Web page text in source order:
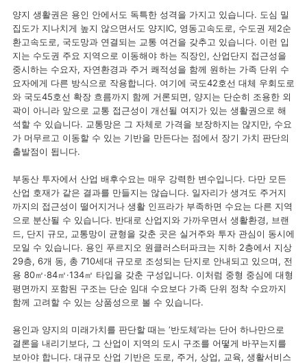
양지 생활권은 용인 안에서도 독특한 성격을 가지고 있습니다. 도심 밀
집도가 지나치게 높지 않으면서도 양지IC, 영동고속도로, 수도권 제2순
환고속도로, 국도망과 연결되는 교통 여건을 갖추고 있습니다. 이런 입
지는 수도권 주요 지역으로 이동해야 하는 직장인, 산업단지 접근성을
중시하는 수요자, 자연환경과 주거 쾌적성을 함께 원하는 가족 단위 수
요자에게 다른 방식으로 작용합니다. 여기에 국도42호선 대체 우회도로
와 국도45호선 확장 흐름까지 함께 거론되면, 양지는 단순히 조용한 외
곽이 아니라 앞으로 교통 접근성이 개선될 여지가 있는 생활권으로 해
석할 수 있습니다. 교통망은 그 자체로 가격을 보장하지는 않지만, 수요
가 머무르고 이동할 수 있는 기반을 만든다는 점에서 장기 가치 판단의
출발점이 됩니다.
부동산 투자에서 산업 배후수요는 매우 강력한 변수입니다. 다만 모든
산업 호재가 같은 결과를 만들지는 않습니다. 일자리가 생겨도 주거지
까지의 접근성이 떨어지거나 생활 인프라가 부족하면 수요는 다른 지역
으로 분산될 수 있습니다. 반대로 산업지와 가까우면서 생활환경, 브랜
드, 단지 규모, 교통망이 균형을 갖춘 곳은 실거주와 투자 관심이 동시에
모일 수 있습니다. 용인 푸르지오 원클러스터파크는 지하 2층에서 지상
29층, 6개 동, 총 710세대 규모로 조성되는 단지로 안내되고 있으며, 전
용 80㎡·84㎡·134㎡ 타입을 갖춘 구성입니다. 이처럼 중형 중심에 대형
평면까지 포함된 구조는 단순 임대 수요보다 가족 단위 정착 수요까지
함께 고려할 수 있는 상품성으로 볼 수 있습니다.
용인과 양지의 미래가치를 판단할 때는 ‘반도체’라는 단어 하나만으로
결론을 내리기보다, 그 산업이 지역의 도시 구조를 어떻게 바꾸는지를
보아야 합니다. 대규모 산업 기반은 도로, 주거, 상업, 교육, 생활서비스